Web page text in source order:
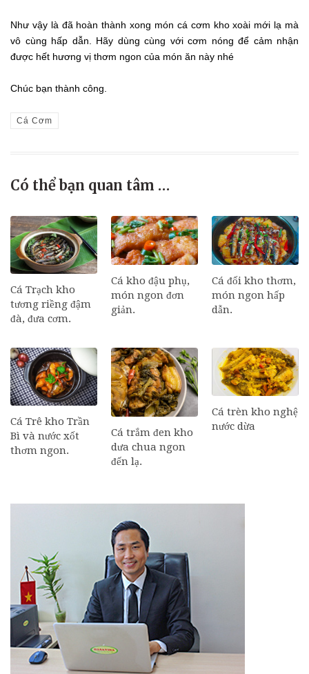
Như vậy là đã hoàn thành xong món cá cơm kho xoài mới lạ mà
vô cùng hấp dẫn. Hãy dùng cùng với cơm nóng để cảm nhận
được hết hương vị thơm ngon của món ăn này nhé
Chúc bạn thành công.
Cá Cơm
Có thể bạn quan tâm …
Cá Trạch kho
tương riềng đậm
đà, đưa cơm.
Cá kho đậu phụ,
món ngon đơn
giản.
Cá đối kho thơm,
món ngon hấp
dẫn.
Cá Trê kho Trần
Bì và nước xốt
thơm ngon.
Cá trắm đen kho
dưa chua ngon
đến lạ.
Cá trèn kho nghệ
nước dừa